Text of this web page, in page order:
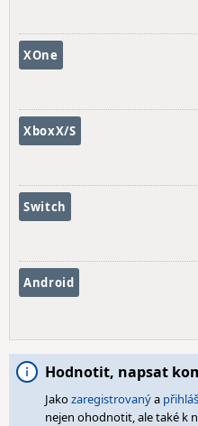
XOne
XboxX/S
Switch
Android
Hodnotit, napsat
Jakozaregistrovanýa
nejen ohodnotit, ale také k